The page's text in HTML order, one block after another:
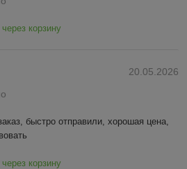
корзину
20.05.2026
быстро отправили, хорошая цена,
корзину